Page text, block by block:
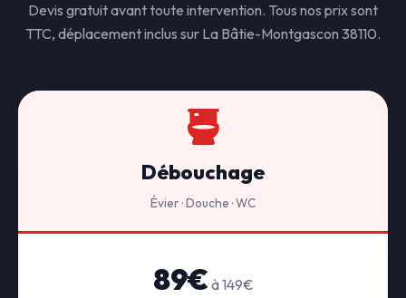
Devis gratuit avant toute intervention. Tous nos prix sont
TTC, déplacement inclus sur La Bâtie-Montgascon 38110.
Débouchage
Évier · Douche · WC
89€ à 149€